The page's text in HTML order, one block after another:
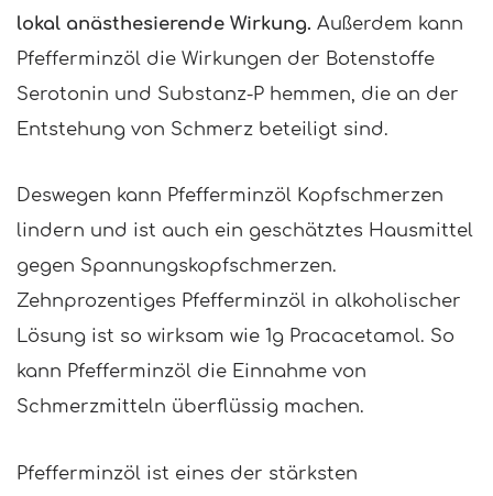
lokal anästhesierende Wirkung. Außerdem kann
Pfefferminzöl die Wirkungen der Botenstoffe
Serotonin und Substanz-P hemmen, die an der
Entstehung von Schmerz beteiligt sind.
Deswegen kann Pfefferminzöl Kopfschmerzen
lindern und ist auch ein geschätztes Hausmittel
gegen Spannungskopfschmerzen.
Zehnprozentiges Pfefferminzöl in alkoholischer
Lösung ist so wirksam wie 1g Pracacetamol. So
kann Pfefferminzöl die Einnahme von
Schmerzmitteln überflüssig machen.
Pfefferminzöl ist eines der stärksten